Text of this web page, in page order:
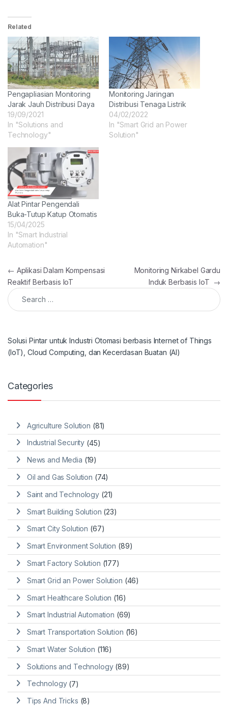
Related
Pengapliasian Monitoring
Jarak Jauh Distribusi Daya
19/09/2021
In "Solutions and
Technology"
Monitoring Jaringan
Distribusi Tenaga Listrik
04/02/2022
In "Smart Grid an Power
Solution"
Alat Pintar Pengendali
Buka-Tutup Katup Otomatis
15/04/2025
In "Smart Industrial
Automation"
Post navigation
← Aplikasi Dalam Kompensasi
Reaktif Berbasis IoT
Monitoring Nirkabel Gardu
Induk Berbasis IoT →
Search for:
Solusi Pintar untuk Industri Otomasi berbasis Internet of Things
(IoT), Cloud Computing, dan Kecerdasan Buatan (AI)
Categories
Agriculture Solution (81)
Industrial Security (45)
News and Media (19)
Oil and Gas Solution (74)
Saint and Technology (21)
Smart Building Solution (23)
Smart City Solution (67)
Smart Environment Solution (89)
Smart Factory Solution (177)
Smart Grid an Power Solution (46)
Smart Healthcare Solution (16)
Smart Industrial Automation (69)
Smart Transportation Solution (16)
Smart Water Solution (116)
Solutions and Technology(89)
Technology(7)
Tips And Tricks (8)